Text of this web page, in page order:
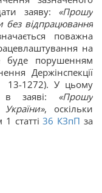
заяву: «Прошу
без відпрацювання
поважна
на
порушенням
Держінспекції
13-1272). У цьому
в заяві: «Прошу
, оскільки
статті 36 КЗпП за